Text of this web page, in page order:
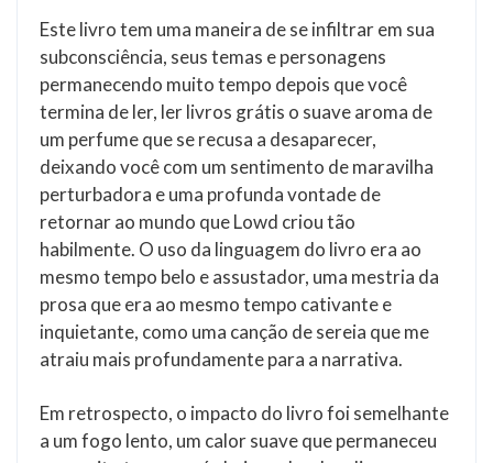
Este livro tem uma maneira de se infiltrar em sua
subconsciência, seus temas e personagens
permanecendo muito tempo depois que você
termina de ler, ler livros grátis o suave aroma de
um perfume que se recusa a desaparecer,
deixando você com um sentimento de maravilha
perturbadora e uma profunda vontade de
retornar ao mundo que Lowd criou tão
habilmente. O uso da linguagem do livro era ao
mesmo tempo belo e assustador, uma mestria da
prosa que era ao mesmo tempo cativante e
inquietante, como uma canção de sereia que me
atraiu mais profundamente para a narrativa.
Em retrospecto, o impacto do livro foi semelhante
a um fogo lento, um calor suave que permaneceu